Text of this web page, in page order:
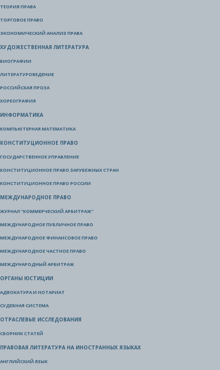
ТЕОРИЯ ПРАВА
ТОРГОВОЕ ПРАВО
ЭКОНОМИЧЕСКИЙ АНАЛИЗ ПРАВА
ХУДОЖЕСТВЕННАЯ ЛИТЕРАТУРА
БИОГРАФИИ
ЛИТЕРАТУРОВЕДЕНИЕ
РОССИЙСКАЯ ПРОЗА
ХОРЕОГРАФИЯ
ИНФОРМАТИКА
КОМПЬЮТЕРНАЯ МАТЕМАТИКА
КОНСТИТУЦИОННОЕ ПРАВО
ГОСУДАРСТВЕННОЕ УПРАВЛЕНИЕ
КОНСТИТУЦИОННОЕ ПРАВО ЗАРУБЕЖНЫХ СТРАН
КОНСТИТУЦИОННОЕ ПРАВО РОССИИ
МЕЖДУНАРОДНОЕ ПРАВО
ЖУРНАЛ "КОММЕРЧЕСКИЙ АРБИТРАЖ"
МЕЖДУНАРОДНОЕ ПУБЛИЧНОЕ ПРАВО
МЕЖДУНАРОДНОЕ ФИНАНСОВОЕ ПРАВО
МЕЖДУНАРОДНОЕ ЧАСТНОЕ ПРАВО
МЕЖДУНАРОДНЫЙ АРБИТРАЖ
ОРГАНЫ ЮСТИЦИИ
АДВОКАТУРА И НОТАРИАТ
СУДЕБНАЯ СИСТЕМА
ОТРАСЛЕВЫЕ ИССЛЕДОВАНИЯ
СБОРНИК СТАТЕЙ
ПРАВОВАЯ ЛИТЕРАТУРА НА ИНОСТРАННЫХ ЯЗЫКАХ
АНГЛИЙСКИЙ ЯЗЫК